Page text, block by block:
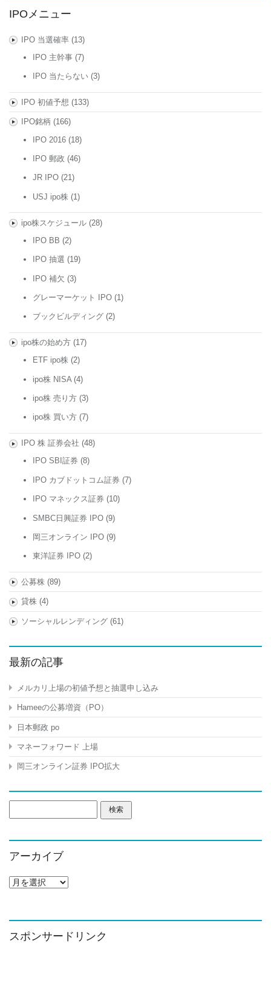
IPOメニュー
IPO 当選確率(13)
IPO 主幹事 (7)
IPO 当たらない (3)
IPO 初値予想 (133)
IPO銘柄 (166)
IPO 2016 (18)
IPO 郵政 (46)
JR IPO (21)
USJ ipo株 (1)
ipo株スケジュール(28)
IPO BB (2)
IPO 抽選 (19)
IPO 補欠 (3)
グレーマーケット IPO (1)
ブックビルディング (2)
ipo株の始め方(17)
ETF ipo株 (2)
ipo株 NISA (4)
ipo株 売り方 (3)
ipo株 買い方 (7)
IPO 株 証券会社 (48)
IPO SBI証券 (8)
IPO カブドットコム証券 (7)
IPO マネックス証券 (10)
SMBC日興証券 IPO (9)
岡三オンライン IPO (9)
東洋証券 IPO (2)
公募株(89)
貸株(4)
ソーシャルレンディング(61)
最新の記事
メルカリ上場の初値予想と抽選申し込み
Hameeの公募増資（PO）
日本郵政 po
マネーフォワード 上場
岡三オンライン証券 IPO拡大
索:
アーカイブ
ア
イ
ブ
スポンサードリンク